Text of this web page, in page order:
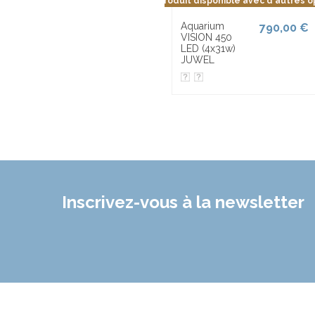
Aquarium
VISION 450
LED (4x31w)
JUWEL
790,00 €
Inscrivez-vous à la newsletter